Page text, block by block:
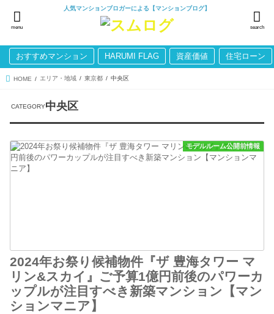
人気マンションブロガーによる【マンションブログ】
search
menu
おすすめマンション HARUMI FLAG 資産価値 住宅ローン
HOME エリア・地域 東京都 中央区
中央区
モデルルーム公開前情報
2024年お祭り候補物件『ザ 豊海タワー マ
リン&スカイ』ご予算1億円前後のパワーカ
ップルが注目すべき新築マンション【マン
ションマニア】